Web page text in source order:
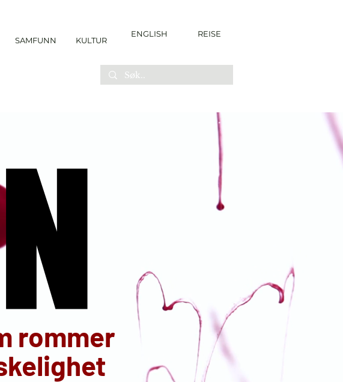
SAMFUNN KULTUR
ENGLISH REISE
rommer